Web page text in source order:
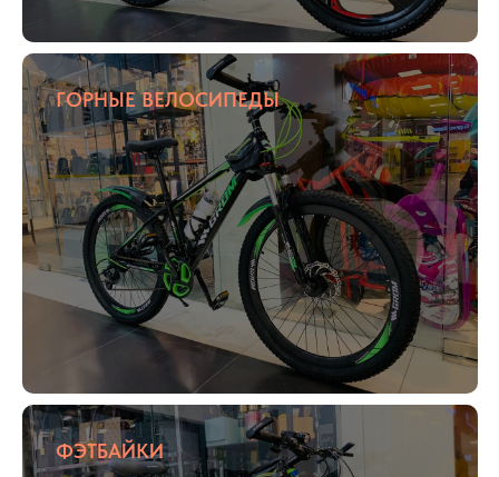
ГОРНЫЕ ВЕЛОСИПЕДЫ
ФЭТБАЙКИ